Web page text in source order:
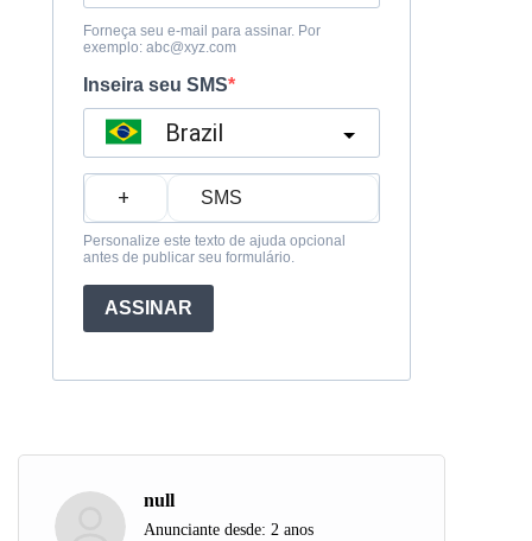
Forneça seu e-mail para assinar. Por
exemplo: abc@xyz.com
Inseira seu SMS
Brazil
Personalize este texto de ajuda opcional
antes de publicar seu formulário.
ASSINAR
null
Anunciante desde: 2 anos